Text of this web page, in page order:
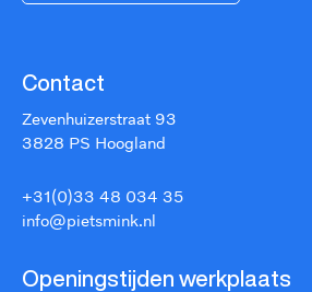
Contact
Zevenhuizerstraat 93
3828 PS Hoogland
+31(0)33 48 034 35
info@pietsmink.nl
Openingstijden werkplaats